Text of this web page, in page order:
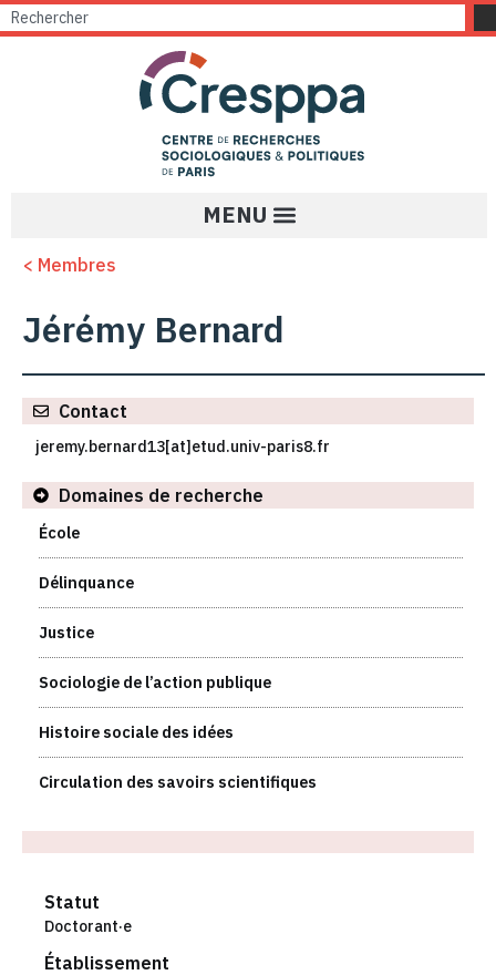
< Membres
Jérémy Bernard
Contact
jeremy.bernard13[at]etud.univ-paris8.fr
Domaines de recherche
École
Délinquance
Justice
Sociologie de l’action publique
Histoire sociale des idées
Circulation des savoirs scientifiques
Statut
Doctorant·e
Établissement